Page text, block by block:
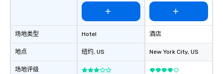
场地类型
地点
场地评级
Hotel
纽约, US
酒店
New York City, US